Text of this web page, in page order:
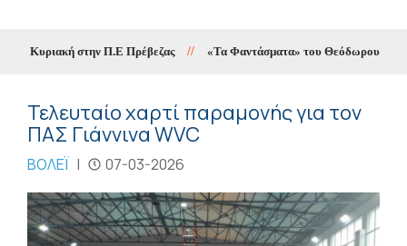
Κυριακή στην Π.Ε Πρέβεζας // «Τα Φαντάσματα» του Θεόδωρου
Τελευταίο χαρτί παραμονής για τον
ΠΑΣ Γιάννινα WVC
ΒΟΛΕΪ | 07-03-2026